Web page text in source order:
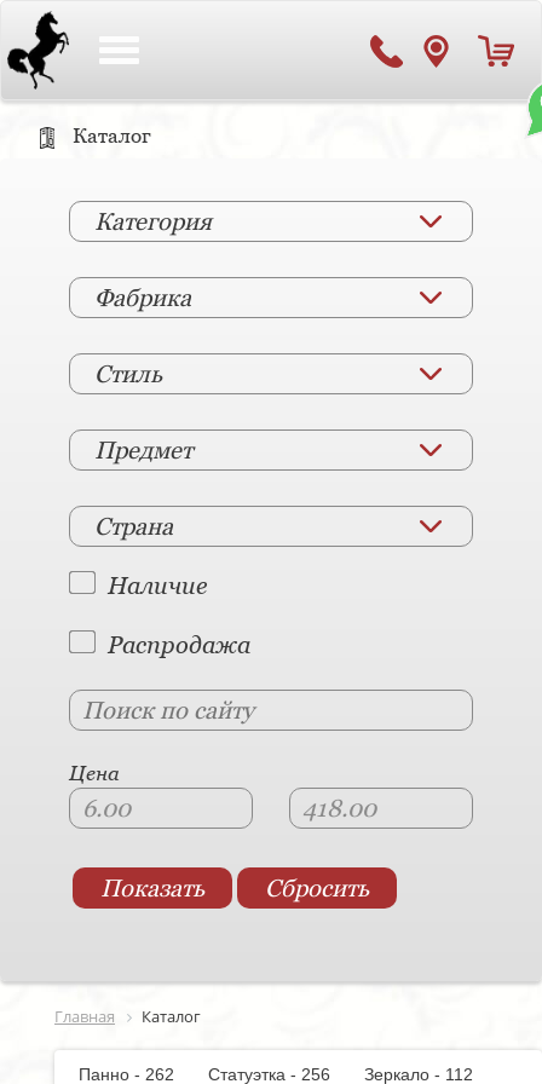
Каталог
Категория
Фабрика
Стиль
Предмет
Страна
Наличие
Распродажа
Цена
Главная Каталог
Панно - 262 Статуэтка - 256
Зеркало - 112